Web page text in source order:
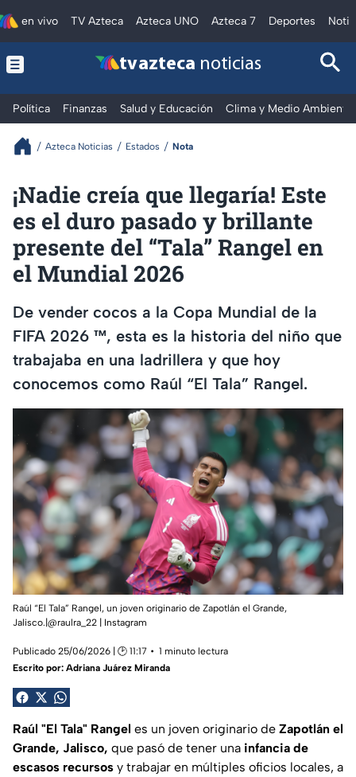
en vivo TV Azteca Azteca UNO Azteca 7 Deportes
tv azteca noticias
Política Finanzas Salud y Educación Clima y Medio Ambiente
Azteca Noticias Estados Nota
¡Nadie creía que llegaría! Este
es el duro pasado y brillante
presente del “Tala” Rangel en
el Mundial 2026
De vender cocos a la Copa Mundial de la
FIFA 2026 ™, esta es la historia del niño que
trabajaba en una ladrillera y que hoy
conocemos como Raúl “El Tala” Rangel.
Raúl “El Tala” Rangel, un joven originario de Zapotlán el Grande,
Jalisco.|@raulra_22 | Instagram
Publicado 25/06/2026 | 🕑 11:17
1 minuto lectura
Escrito por: Adriana Juárez Miranda
Raúl "El Tala" Rangel es un joven originario de Zapotlán el
Grande, Jalisco, que pasó de tener una infancia de
escasos recursos y trabajar en múltiples oficios locales, a